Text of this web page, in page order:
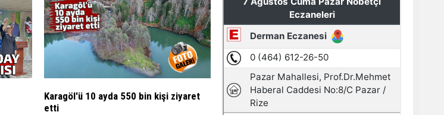
Karagöl'ü 10 ayda 550 bin kişi ziyaret
etti